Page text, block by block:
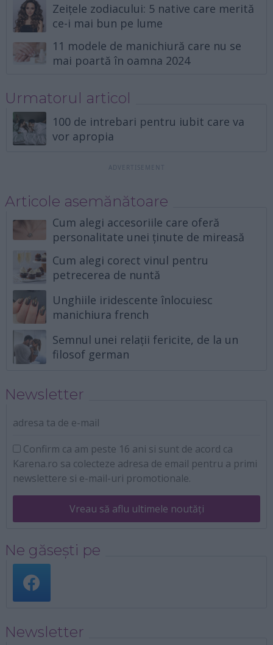
Zeițele zodiacului: 5 native care merită
ce-i mai bun pe lume
11 modele de manichiură care nu se
mai poartă în oamna 2024
Urmatorul articol
100 de intrebari pentru iubit care va
vor apropia
Articole asemănătoare
Cum alegi accesoriile care oferă
personalitate unei ținute de mireasă
Cum alegi corect vinul pentru
petrecerea de nuntă
Unghiile iridescente înlocuiesc
manichiura french
Semnul unei relații fericite, de la un
filosof german
Newsletter
adresa ta de e-mail
Confirm ca am peste 16 ani si sunt de acord ca
Karena.ro sa colecteze adresa de email pentru a primi
newslettere si e-mail-uri promotionale.
Vreau să aflu ultimele noutăți
Ne găsești pe
Newsletter